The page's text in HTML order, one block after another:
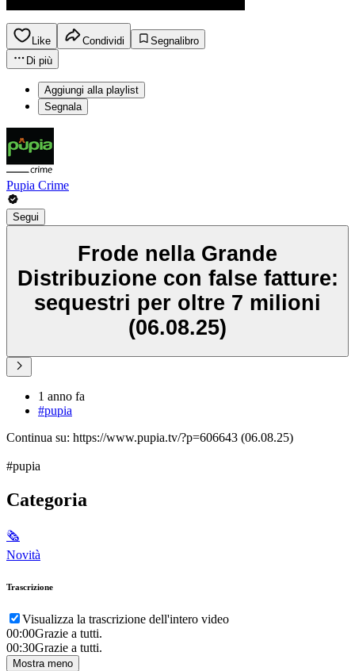
Like Condividi
Segnalibro
Di più
Aggiungi alla playlist
Segnala
Pupia Crime
Segui
Frode nella Grande
Distribuzione con false fatture:
sequestri per oltre 7 milioni
(06.08.25)
1 anno fa
#pupia
Continua su: https://www.pupia.tv/?p=606643 (06.08.25)
#pupia
Categoria
🗞
Novità
Trascrizione
Visualizza la trascrizione dell'intero video
00:00Grazie a tutti.
00:30Grazie a tutti.
Mostra meno